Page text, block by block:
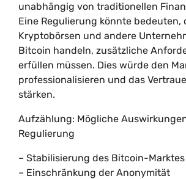
unabhängig von traditionellen
Eine Regulierung könnte bedeuten,
Kryptobörsen und andere
Bitcoin handeln, zusätzliche
erfüllen müssen. Dies würde den
professionalisieren und das
stärken.
Aufzählung: Mögliche
Regulierung
– Stabilisierung des Bitcoin-Marktes
– Einschränkung der Anonymität